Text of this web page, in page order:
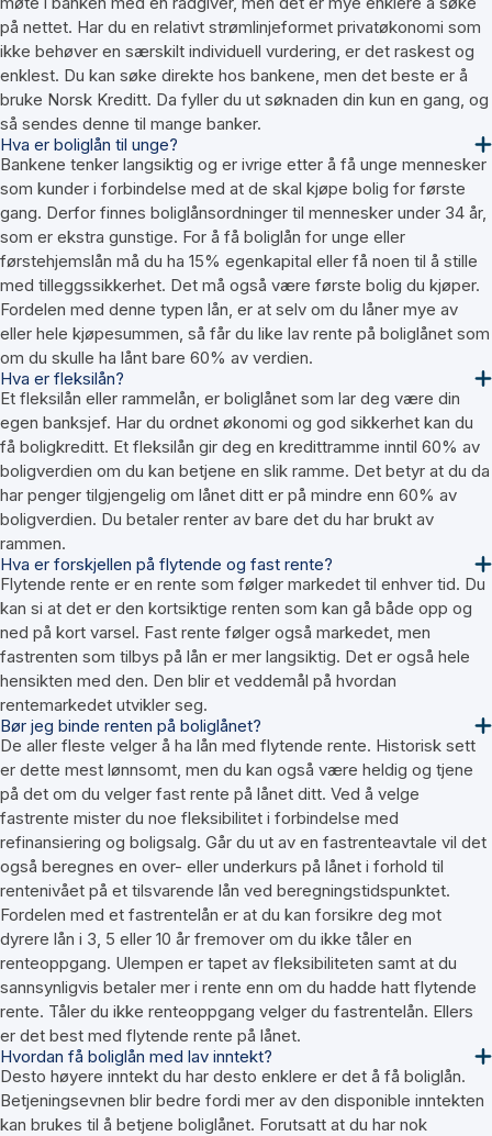
på nettet. Har du en relativt strømlinjeformet privatøkonomi som
ikke behøver en særskilt individuell vurdering, er det raskest og
enklest. Du kan søke direkte hos bankene, men det beste er å
bruke Norsk Kreditt. Da fyller du ut søknaden din kun en gang, og
så sendes denne til mange banker.
Hva er boliglån til unge?
Bankene tenker langsiktig og er ivrige etter å få unge mennesker
som kunder i forbindelse med at de skal kjøpe bolig for første
gang. Derfor finnes boliglånsordninger til mennesker under 34 år,
som er ekstra gunstige. For å få boliglån for unge eller
førstehjemslån må du ha 15% egenkapital eller få noen til å stille
med tilleggssikkerhet. Det må også være første bolig du kjøper.
Fordelen med denne typen lån, er at selv om du låner mye av
eller hele kjøpesummen, så får du like lav rente på boliglånet som
om du skulle ha lånt bare 60% av verdien.
Hva er fleksilån?
Et fleksilån eller rammelån, er boliglånet som lar deg være din
egen banksjef. Har du ordnet økonomi og god sikkerhet kan du
få boligkreditt. Et fleksilån gir deg en kredittramme inntil 60% av
boligverdien om du kan betjene en slik ramme. Det betyr at du da
har penger tilgjengelig om lånet ditt er på mindre enn 60% av
boligverdien. Du betaler renter av bare det du har brukt av
rammen.
Hva er forskjellen på flytende og fast rente?
Flytende rente er en rente som følger markedet til enhver tid. Du
kan si at det er den kortsiktige renten som kan gå både opp og
ned på kort varsel. Fast rente følger også markedet, men
fastrenten som tilbys på lån er mer langsiktig. Det er også hele
hensikten med den. Den blir et veddemål på hvordan
rentemarkedet utvikler seg.
Bør jeg binde renten på boliglånet?
De aller fleste velger å ha lån med flytende rente. Historisk sett
er dette mest lønnsomt, men du kan også være heldig og tjene
på det om du velger fast rente på lånet ditt. Ved å velge
fastrente mister du noe fleksibilitet i forbindelse med
refinansiering og boligsalg. Går du ut av en fastrenteavtale vil det
også beregnes en over- eller underkurs på lånet i forhold til
rentenivået på et tilsvarende lån ved beregningstidspunktet.
Fordelen med et fastrentelån er at du kan forsikre deg mot
dyrere lån i 3, 5 eller 10 år fremover om du ikke tåler en
renteoppgang. Ulempen er tapet av fleksibiliteten samt at du
sannsynligvis betaler mer i rente enn om du hadde hatt flytende
rente. Tåler du ikke renteoppgang velger du fastrentelån. Ellers
er det best med flytende rente på lånet.
Hvordan få boliglån med lav inntekt?
Desto høyere inntekt du har desto enklere er det å få boliglån.
Betjeningsevnen blir bedre fordi mer av den disponible inntekten
kan brukes til å betjene boliglånet. Forutsatt at du har nok